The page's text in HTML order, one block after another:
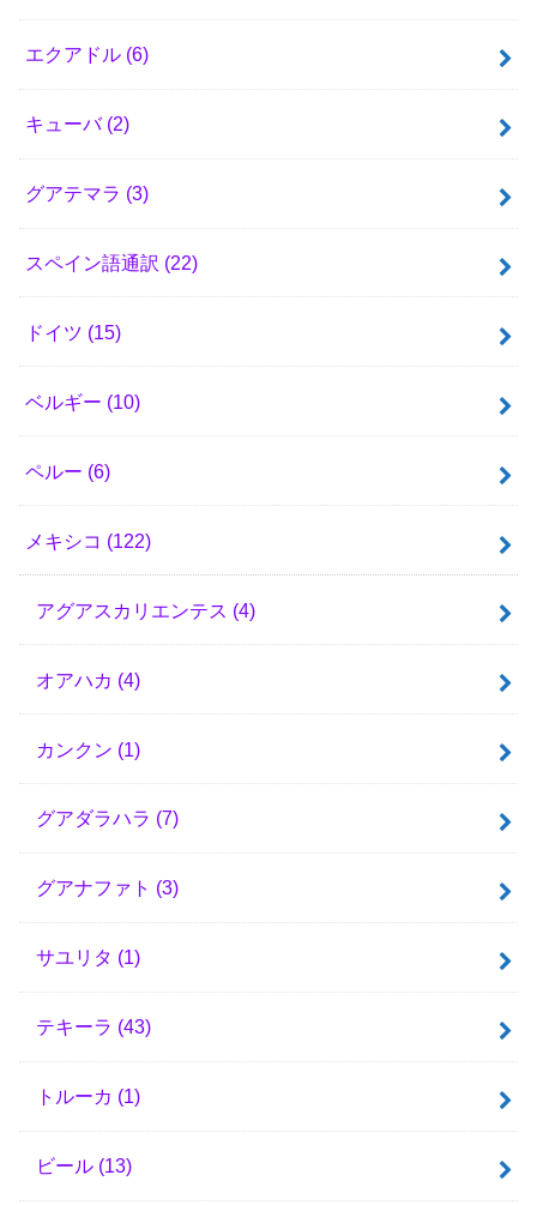
エクアドル (6)
キューバ (2)
グアテマラ (3)
スペイン語通訳 (22)
ドイツ (15)
ベルギー (10)
ペルー (6)
メキシコ (122)
アグアスカリエンテス (4)
オアハカ (4)
カンクン (1)
グアダラハラ (7)
グアナファト (3)
サユリタ (1)
テキーラ (43)
トルーカ (1)
ビール (13)